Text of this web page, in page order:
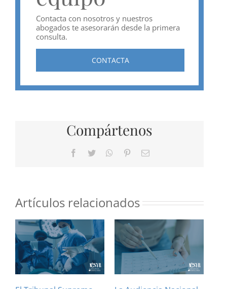
Contacta con nosotros y nuestros
abogados te asesorarán desde la primera
consulta.
CONTACTA
Compártenos
Facebook
Twitter WhatsApp
PinterestCorreo
Artículos relacionados